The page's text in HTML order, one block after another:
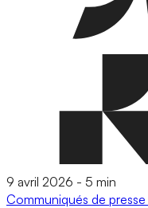
9 avril 2026 - 5 min
Communiqués de presse